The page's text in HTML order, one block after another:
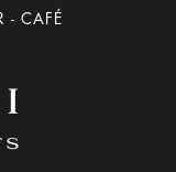
- CAFÉ